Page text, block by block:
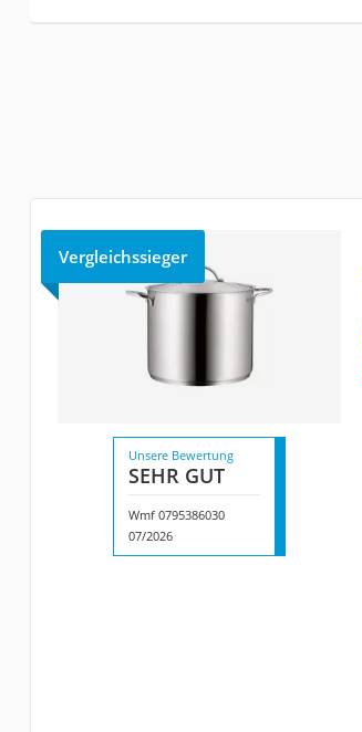
Vergleichssieger
Unsere Bewertung
SEHR GUT
Wmf 0795386030
07/2026